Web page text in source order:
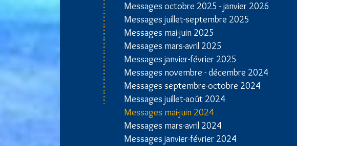
Messages octobre 2025 - janvier 2026
Messages juillet-septembre 2025
Messages mai-juin 2025
Messages mars-avril 2025
Messages janvier-février 2025
Messages novembre - décembre 2024
Messages septembre-octobre 2024
Messages juillet-août 2024
Messages mai-juin 2024
Messages mars-avril 2024
Messages janvier-février 2024